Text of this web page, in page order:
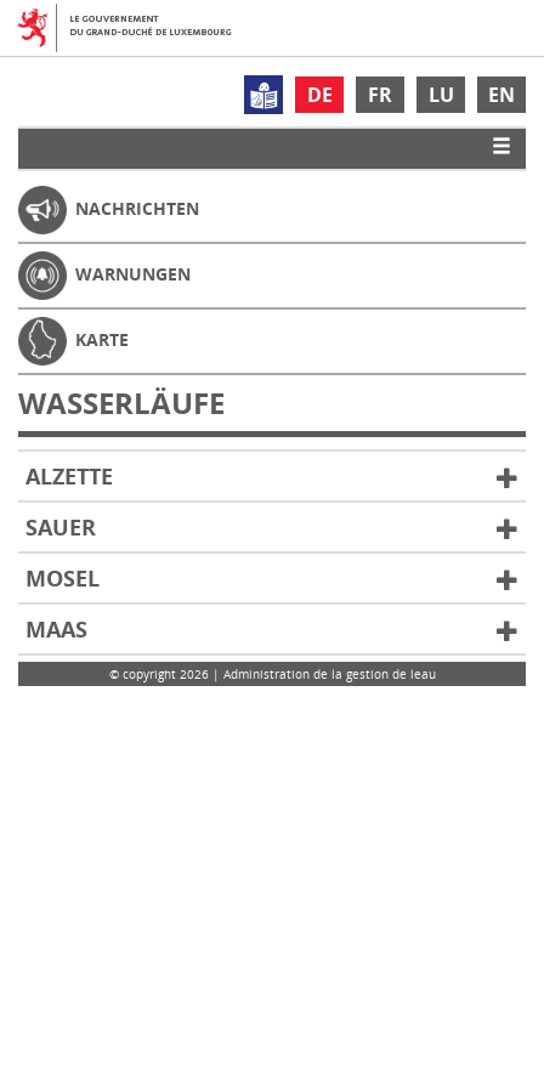
DE FR LU EN
NACHRICHTEN
WARNUNGEN
KARTE
WASSERLÄUFE
ALZETTE
SAUER
MOSEL
MAAS
© copyright 2026 | Administration de la gestion de leau